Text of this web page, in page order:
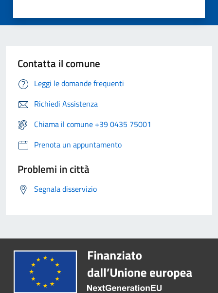
Contatta il comune
Leggi le domande frequenti
Richiedi Assistenza
Chiama il comune +39 0435 75001
Prenota un appuntamento
Problemi in città
Segnala disservizio